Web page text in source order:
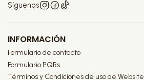
Síguenos
INFORMACIÓN
Formulario de contacto
Formulario PQRs
Términos y Condiciones de uso de Website